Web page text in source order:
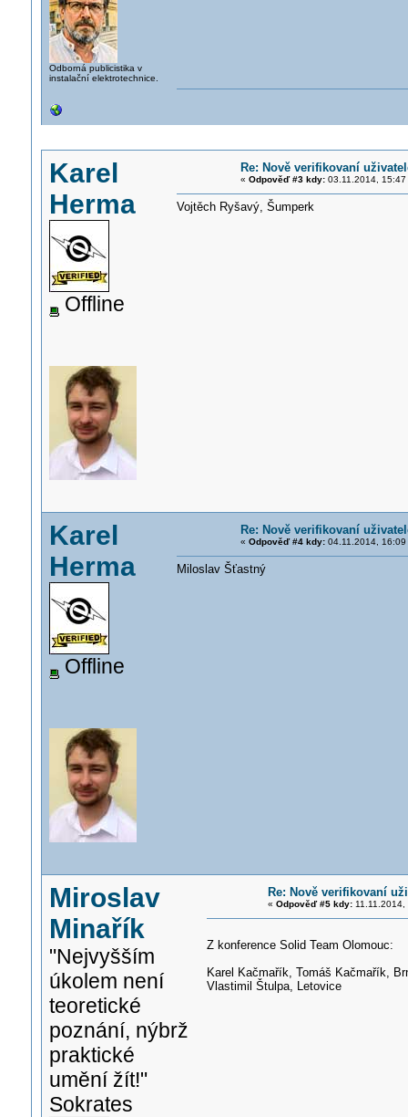
Odborná publicistika v
instalační elektrotechnice.
Karel
Herma
Offline
Re: Nově verifikovaní
« Odpověď #3 kdy:03.11.2014, 15:47
Vojtěch Ryšavý, Šumperk
Karel
Herma
Offline
Re: Nově verifikovaní
« Odpověď #4 kdy:04.11.2014, 16:09
Miloslav Šťastný
Miroslav
Minařík
"Nejvyšším
úkolem není
teoretické
poznání, nýbrž
praktické
umění žít!"
Sokrates
Re: Nově verifikovaní
« Odpověď #5 kdy:11.11.2014,
Z konference Solid Team Olomouc:
Karel Kačmařík, Tomáš Kačmařík,
Vlastimil Štulpa, Letovice